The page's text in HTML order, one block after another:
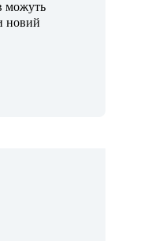
можуть
новий